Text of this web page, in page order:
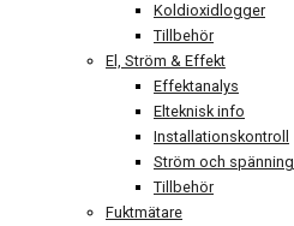
Koldioxidlogger
Tillbehör
El, Ström & Effekt
Effektanalys
Elteknisk info
Installationskontroll
Ström och spänning
Tillbehör
Fuktmätare